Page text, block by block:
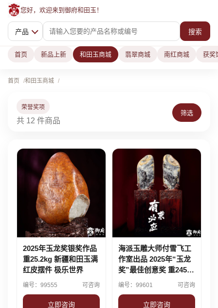
您好，欢迎来到御府和田玉！
产品 搜索
首页 新品上新 和田玉商城 翡翠商城 南红商城 获奖
首页 和田玉商城
荣誉奖项
共 12 件商品
筛选
2025年玉龙奖银奖作品
重25.2kg 新疆和田玉满
红皮摆件 极乐世界
编号：99555 可咨询
立即咨询
海派玉雕大师付雪飞工
作室出品 2025年“玉龙
奖”最佳创意奖 重2450
克 新疆和田玉三花籽玉
编号：99601 可咨询
立即咨询